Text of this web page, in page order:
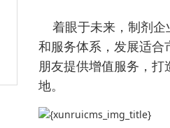
着眼于未来，制剂企
和服务体系，发展适合
朋友提供增值服务，
地。